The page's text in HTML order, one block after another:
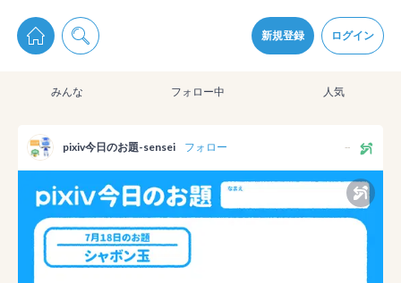
新規登録 ログイン
pixiv Sketchは2024年5月28日付で プライパシーポリシーを改定しました。
通知を受け取るにはここをクリックします
pixiv Sketchアプリでさらに快適に！
みんな フォロー中 人気
pixiv今日のお題-sensei フォロー --